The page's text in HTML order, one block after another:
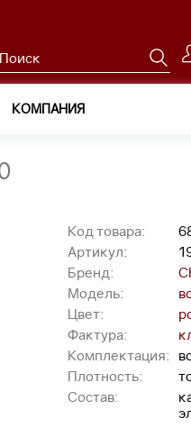
КОМПАНИЯ
10
Код товара:
Артикул:
Бренд:
Модель:
Цвет:
Фактура:
Комплектация:
Плотность:
Состав: